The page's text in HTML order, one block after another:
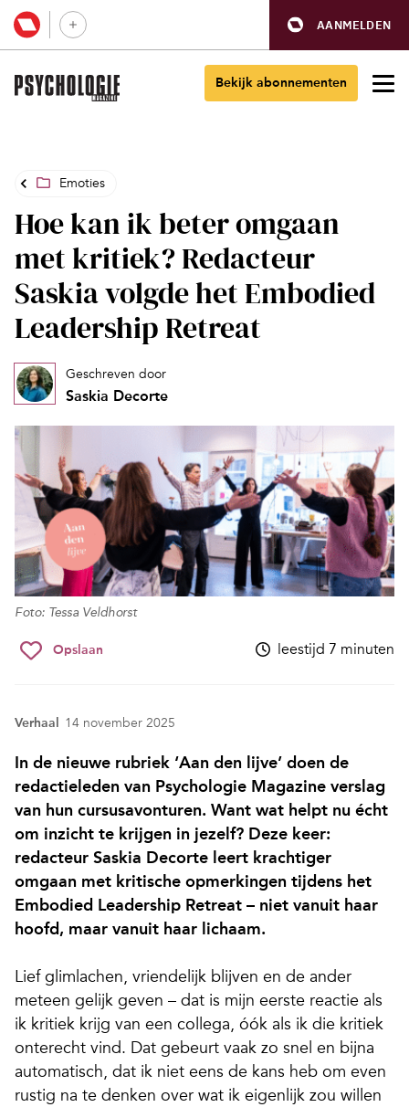
AANMELDEN
Bekijk abonnementen
Emoties
Hoe kan ik beter omgaan
met kritiek? Redacteur
Saskia volgde het Embodied
Leadership Retreat
Geschreven door
Saskia Decorte
Foto: Tessa Veldhorst
Opslaan leestijd 7 minuten
Verhaal 14 november 2025
In de nieuwe rubriek ‘Aan den lijve’ doen de
redactieleden van Psychologie Magazine verslag
van hun cursusavonturen. Want wat helpt nu écht
om inzicht te krijgen in jezelf? Deze keer:
redacteur Saskia Decorte leert krachtiger
omgaan met kritische opmerkingen tijdens het
Embodied Leadership Retreat – niet vanuit haar
hoofd, maar vanuit haar lichaam.
Lief glimlachen, vriendelijk blijven en de ander
meteen gelijk geven – dat is mijn eerste reactie als
ik kritiek krijg van een collega, óók als ik die kritiek
onterecht vind. Dat gebeurt vaak zo snel en bijna
automatisch, dat ik niet eens de kans heb om even
rustig na te denken over wat ik eigenlijk zou willen